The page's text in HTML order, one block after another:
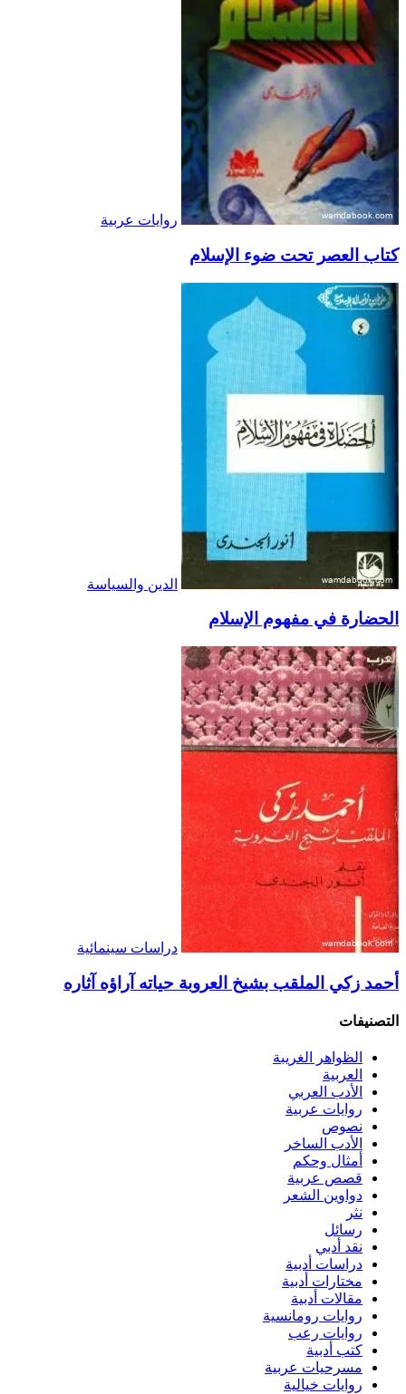
روايات عربية
كتاب العصر تحت ضوء الإسلام
الدين والسياسة
الحضارة في مفهوم الإسلام
دراسات سينمائية
أحمد زكي الملقب بشيخ العروبة حياته آراؤه آثاره
التصنيفات
الظواهر الغريبة‏
العربية
الأدب العربي
روايات عربية
نصوص
الأدب الساخر
أمثال وحكم
قصص عربية
دواوين الشعر
نثر
رسائل
نقد أدبي
دراسات أدبية
مختارات أدبية
مقالات أدبية
روايات رومانسية
روايات رعب
كتب أدبية
مسرحيات عربية
روايات خيالية